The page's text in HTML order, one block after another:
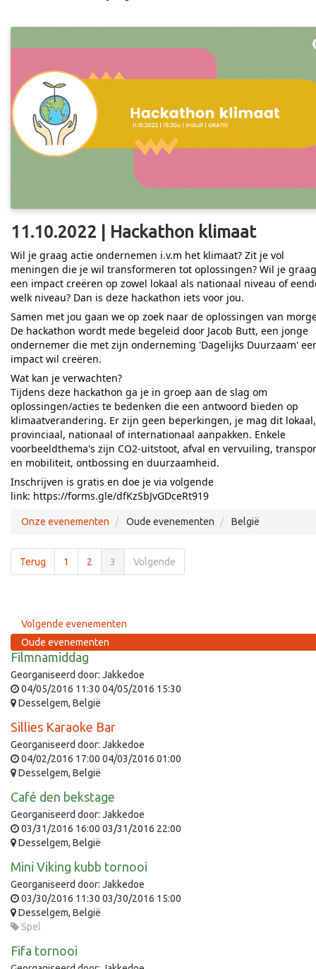
11.10.2022 | Hackathon klimaat
Wil je graag actie ondernemen i.v.m het klimaat? Zit je vol
meningen die je wil transformeren tot oplossingen? Wil je graag
een impact creëren op zowel lokaal als nationaal niveau of
welk niveau? Dan is deze hackathon iets voor jou.
Samen met jou gaan we op zoek naar de oplossingen van
De hackathon wordt mede begeleid door Jacob Butt, een jonge
ondernemer die met zijn onderneming 'Dagelijks Duurzaam'
impact wil creëren.
Wat kan je verwachten?
Tijdens deze hackathon ga je in groep aan de slag om
oplossingen/acties te bedenken die een antwoord bieden op
klimaatverandering. Er zijn geen beperkingen, je mag dit lokaal,
provinciaal, nationaal of internationaal aanpakken. Enkele
voorbeeldthema's zijn CO2-uitstoot, afval en vervuiling,
en mobiliteit, ontbossing en duurzaamheid.
Inschrijven is gratis en doe je via volgende
link: https://forms.gle/dfKzSbJvGDceRt919
Onze evenementen Oude evenementen België
Terug 1 2 3 Volgende
Volgende evenementen
Oude evenementen
Filmnamiddag
Georganiseerd door: Jakkedoe
04/05/2016 11:30 04/05/2016 15:30
Desselgem, België
Sillies Karaoke Bar
Georganiseerd door: Jakkedoe
04/02/2016 17:00 04/03/2016 01:00
Desselgem, België
Café den bekstage
Georganiseerd door: Jakkedoe
03/31/2016 16:00 03/31/2016 22:00
Desselgem, België
Mini Viking kubb tornooi
Georganiseerd door: Jakkedoe
03/30/2016 11:30 03/30/2016 15:00
Desselgem, België
Spel
Fifa tornooi